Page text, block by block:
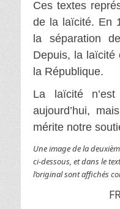
Ces textes
de la laïcité. En
la séparation
Depuis, la laïcité
la République.
La laïcité
aujourd’hui,
mérite notre
Une image de la
ci-dessous, et dans le
l’original sont affichés